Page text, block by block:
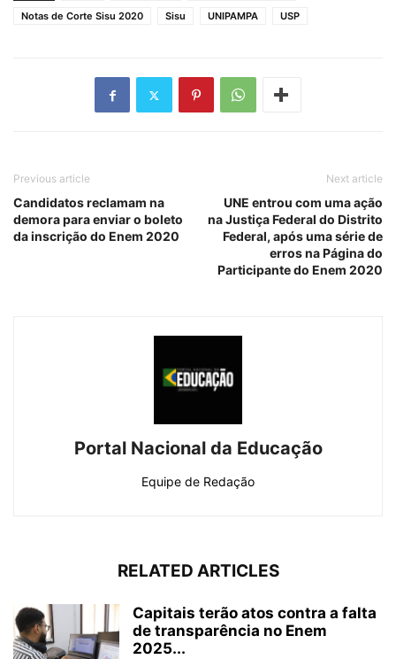
Notas de Corte Sisu 2020
Sisu UNIPAMPA USP
Previous article
Candidatos reclamam na
demora para enviar o boleto
da inscrição do Enem 2020
Next article
UNE entrou com uma ação
na Justiça Federal do Distrito
Federal, após uma série de
erros na Página do
Participante do Enem 2020
Portal Nacional da Educação
Equipe de Redação
RELATED ARTICLES
Capitais terão atos contra a falta
de transparência no Enem
2025...